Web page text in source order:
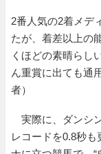
2番人気の2着メデ
たが、着差以上の
くほどの素晴らし
ん重賞に出ても通
者）
実際に、ダンシ
レコードを0.8秒